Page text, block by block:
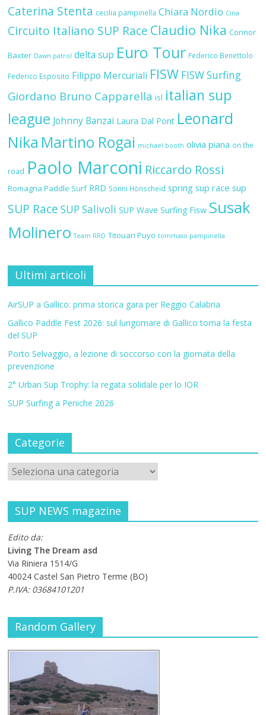
Caterina Stenta cecilia pampinella Chiara Nordio Cina
Circuito Italiano SUP Race Claudio Nika Connor
Baxter Dawn patrol delta sup Euro Tour Federico Benettolo
Federico Esposito Filippo Mercuriali FISW FISW Surfing
Giordano Bruno Capparella isl italian sup
league Johnny Banzai Laura Dal Pont Leonard
Nika Martino Rogai michael booth olivia piana on the
road Paolo Marconi Riccardo Rossi
Romagna Paddle Surf RRD Sonni Hönscheid spring sup race sup
SUP Race SUP Salivoli SUP Wave Surfing Fisw Susak
Molinero Team RRD Titouan Puyo tommaso pampinella
Ultimi articoli
AirSUP a Gallico: prima storica gara per Reggio Calabria
Gallico Paddle Fest 2026: sul lungomare di Gallico torna la festa
del SUP
Porto Selvaggio, a lezione di soccorso con la giornata della
prevenzione
2° Urban Sup Trophy: la regata solidale per lo IOR
SUP Surfing a Peniche 2026
Categorie
SUP NEWS magazine
Edito da:
Living The Dream asd
Via Riniera 1514/G
40024 Castel San Pietro Terme (BO)
P.IVA: 03684101201
Random Gallery